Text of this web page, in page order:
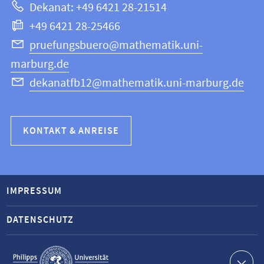
Informatik
Dekanat: +49 6421 28-21514
+49 6421 28-25466
pruefungsbuero@mathematik.uni-
marburg.de
dekanatfb12@mathematik.uni-marburg.de
KONTAKT & ANREISE
Service-
IMPRESSUM
DATENSCHUTZ